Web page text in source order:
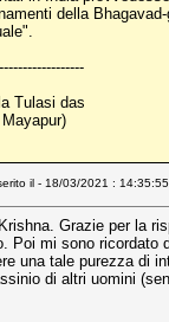
della
Tulasi das
il - 18/03/2021 : 14:35:55
Grazie per la
Poi mi sono ricordato
una tale purezza di
di altri uomini